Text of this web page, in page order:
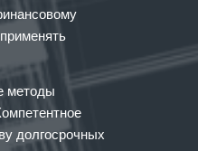
методы
долгосрочных